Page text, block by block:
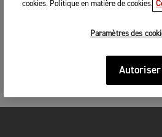
cookies. Politique en matière de cookies.
Paramètres des
Autoriser